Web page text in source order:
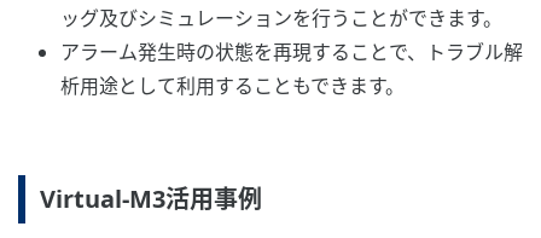
ッグ及びシミュレーションを行うことができます。
アラーム発生時の状態を再現することで、トラブル解
析用途として利用することもできます。
Virtual-M3活用事例